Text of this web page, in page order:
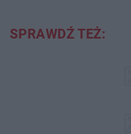
SPRAWDŹ TEŻ: